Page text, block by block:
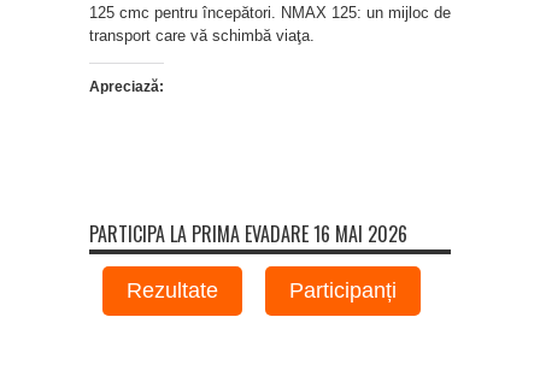
125 cmc pentru începători. NMAX 125: un mijloc de
transport care vă schimbă viaţa.
Apreciază:
PARTICIPA LA PRIMA EVADARE 16 MAI 2026
Rezultate Participanți